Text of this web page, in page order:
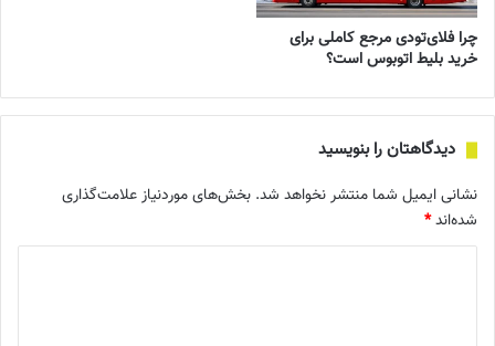
چرا فلای‌تودی مرجع کاملی برای
خرید بلیط اتوبوس است؟
دیدگاهتان را بنویسید
نشانی ایمیل شما منتشر نخواهد شد. بخش‌های موردنیاز علامت‌گذاری
شده‌اند*